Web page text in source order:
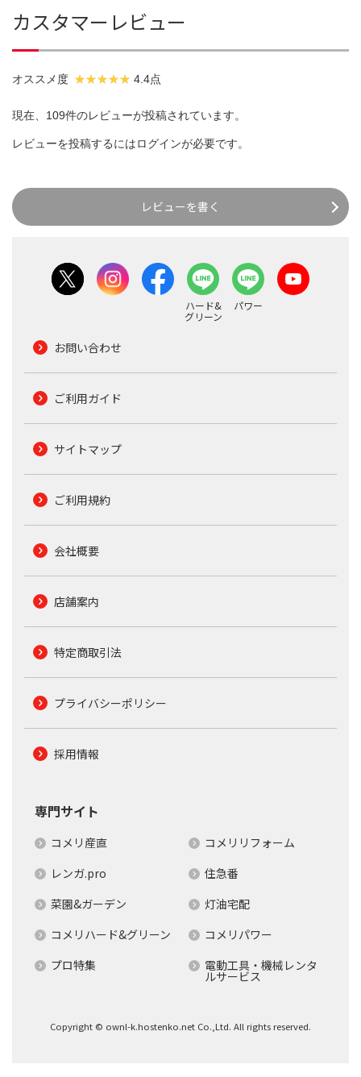
カスタマーレビュー
オススメ度 4.4点
現在、109件のレビューが投稿されています。
レビューを投稿するにはログインが必要です。
レビューを書く
ハード&
グリーン
パワー
お問い合わせ
ご利用ガイド
サイトマップ
ご利用規約
会社概要
店舗案内
特定商取引法
プライバシーポリシー
採用情報
専門サイト
コメリ産直
コメリリフォーム
レンガ.pro
住急番
菜園&ガーデン
灯油宅配
コメリハード&グリーン
コメリパワー
プロ特集
電動工具・機械レンタ
ルサービス
Copyright © ownl-k.hostenko.net Co.,Ltd. All rights reserved.